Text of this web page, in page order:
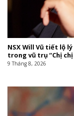
NSX Will Vũ tiết lộ
trong vũ trụ “Chị chị
9 Tháng 8, 2026